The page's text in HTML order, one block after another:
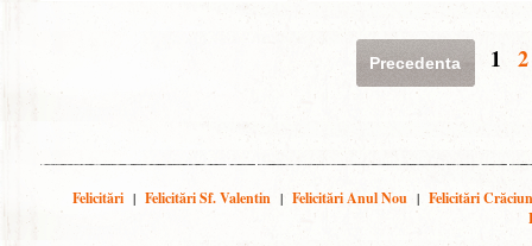
Precedenta 1 2
Felicitări | Felicitări Sf. Valentin | Felicitări Anul Nou | Felicitări